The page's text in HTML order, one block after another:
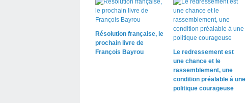
Résolution française, le
prochain livre de
François Bayrou
Le redressement est
une chance et le
rassemblement, une
condition préalable à une
politique courageuse